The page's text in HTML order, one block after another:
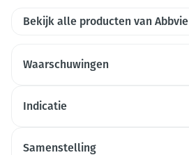
Bekijk alle producten van Abbvie
Waarschuwingen
Indicatie
Samenstelling